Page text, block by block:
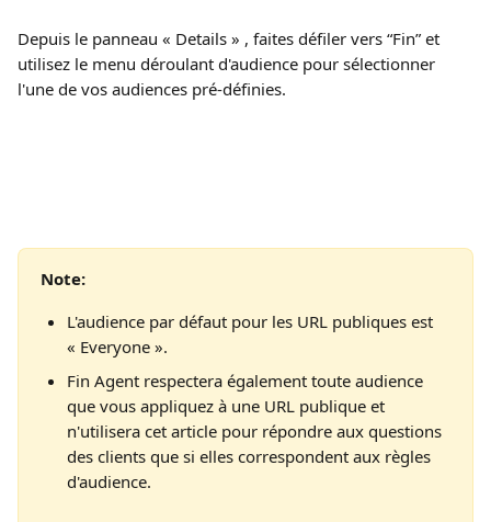
Depuis le panneau « Details » , faites défiler vers “Fin” et
utilisez le menu déroulant d'audience pour sélectionner
l'une de vos audiences pré-définies.
Note:
L'audience par défaut pour les URL publiques est
« Everyone ».
Fin Agent respectera également toute audience
que vous appliquez à une URL publique et
n'utilisera cet article pour répondre aux questions
des clients que si elles correspondent aux règles
d'audience.